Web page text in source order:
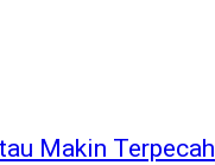
Makin Terpecah